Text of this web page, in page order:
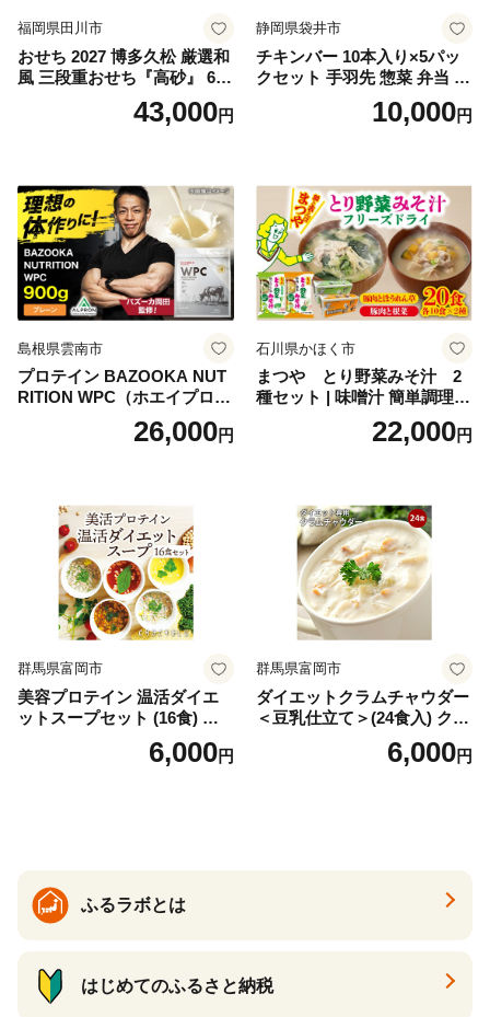
福岡県田川市
おせち 2027 博多久松 厳選和
風 三段重おせち『高砂』 6.5
寸 3段重 2～3人前 おせち料
理 重箱 お正月 冷凍おせち 縁
ち 本格おせち おせち予約 年
末 年始 お取り寄せ 新春 贅沢
おせち こだわりおせち 惣菜
老舗おせち ふるさと納税お
せち 御節 お節料理 正月 調理
不要 おせち料理2027
43,000円
静岡県袋井市
チキンバー 10本入り×5パッ
クセット 手羽先 惣菜 弁当 お
かず お酒 おつまみ ギフト キ
ャンプ アウトドア キャンプ
10,000円
島根県雲南市
プロテイン BAZOOKA NUT
RITION WPC（ホエイプロテ
イン）＜プレーン＞ 900g｜
バズーカ岡田監修・植物由来
ロン [AIEN005]
26,000円
石川県かほく市
まつや とり野菜みそ汁 2
種セット | 味噌汁 簡単調理
お味噌 おみそ みそ とり野菜
時短料理 時短ごはん ご当地
22,000円
群馬県富岡市
美容プロテイン 温活ダイエ
ットスープセット (16食) 小
分け スープ 食べ比べ セット
詰合せ クラムチャウダー チ
6,000円
群馬県富岡市
ダイエットクラムチャウダー
＜豆乳仕立て＞(24食入) クラ
ムチャウダー 豆乳 ダイエッ
ト スープ プロテイン たんぱ
6,000円
ふるラボとは
はじめてのふるさと納税